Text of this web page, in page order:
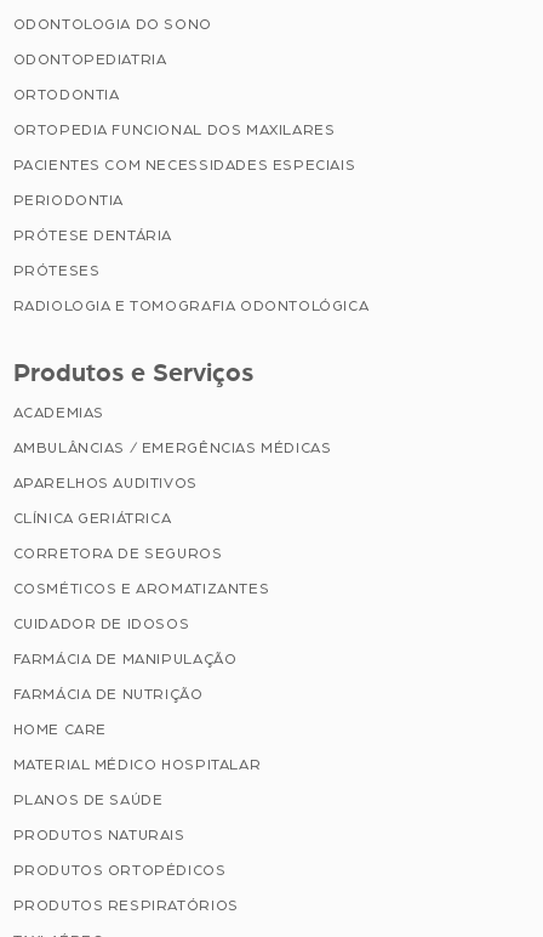
ODONTOLOGIA DO SONO
ODONTOPEDIATRIA
ORTODONTIA
ORTOPEDIA FUNCIONAL DOS MAXILARES
PACIENTES COM NECESSIDADES ESPECIAIS
PERIODONTIA
PRÓTESE DENTÁRIA
PRÓTESES
RADIOLOGIA E TOMOGRAFIA ODONTOLÓGICA
Produtos e Serviços
ACADEMIAS
AMBULÂNCIAS / EMERGÊNCIAS MÉDICAS
APARELHOS AUDITIVOS
CLÍNICA GERIÁTRICA
CORRETORA DE SEGUROS
COSMÉTICOS E AROMATIZANTES
CUIDADOR DE IDOSOS
FARMÁCIA DE MANIPULAÇÃO
FARMÁCIA DE NUTRIÇÃO
HOME CARE
MATERIAL MÉDICO HOSPITALAR
PLANOS DE SAÚDE
PRODUTOS NATURAIS
PRODUTOS ORTOPÉDICOS
PRODUTOS RESPIRATÓRIOS